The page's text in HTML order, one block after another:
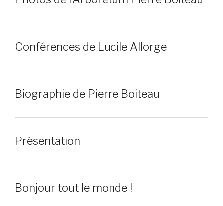
Conférences de Lucile Allorge
Biographie de Pierre Boiteau
Présentation
Bonjour tout le monde !